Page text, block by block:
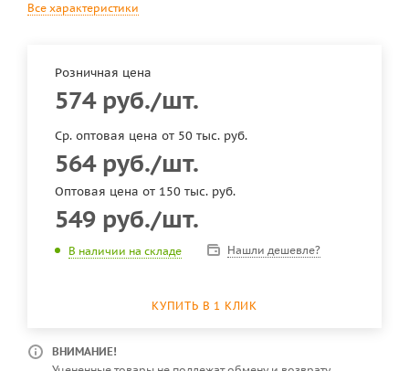
Все характеристики
Розничная цена
574руб./шт.
Ср. оптовая цена от 50 тыс. руб.
564руб./шт.
Оптовая цена от 150 тыс. руб.
549 руб./шт.
В наличии на складе Нашли дешевле?
КУПИТЬ В 1 КЛИК
ВНИМАНИЕ!